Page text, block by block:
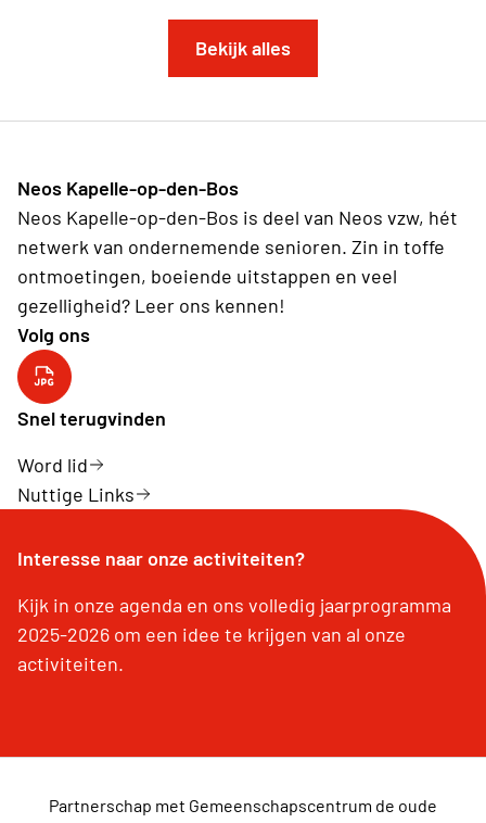
Bekijk alles
Neos Kapelle-op-den-Bos
Neos Kapelle-op-den-Bos is deel van Neos vzw, hét
netwerk van ondernemende senioren. Zin in toffe
ontmoetingen, boeiende uitstappen en veel
gezelligheid? Leer ons kennen!
Volg ons
YouTube kanaal
Snel terugvinden
Word lid
Nuttige Links
Interesse naar onze activiteiten?
Kijk in onze agenda en ons volledig jaarprogramma
2025-2026 om een idee te krijgen van al onze
activiteiten.
Partnerschap met Gemeenschapscentrum de oude